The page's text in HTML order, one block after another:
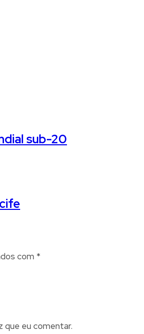
sub-20
com *
que eu comentar.